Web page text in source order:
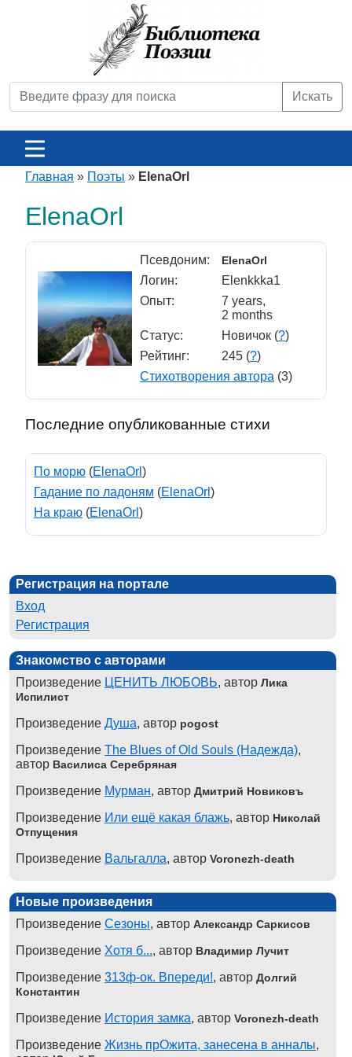
Искать
Главная » Поэты » ElenaOrl
ElenaOrl
Псевдоним: ElenaOrl
Логин:
Elenkkka1
Опыт:
7 years,
2 months
Статус:
Новичок (?)
Рейтинг:
245 (?)
Стихотворения автора (3)
Последние опубликованные стихи
По морю (ElenaOrl )
Гадание по ладоням (ElenaOrl )
На краю (ElenaOrl )
Регистрация на портале
Вход
Регистрация
Знакомство с авторами
Произведение ЦЕНИТЬ ЛЮБОВЬ, автор Лика
Испилист
Произведение Душа, автор pogost
Произведение The Blues of Old Souls (Надежда),
автор Василиса Серебряная
Произведение Мурман, автор Дмитрий Новиковъ
Произведение Или ещё какая блажь, автор Николай
Отпущения
Произведение Вальгалла, автор Voronezh-death
Новые произведения
Произведение Сезоны, автор Александр Саркисов
Произведение Хотя б..., автор Владимир Лучит
Произведение 313ф-ок. Впереди!, автор Долгий
Константин
Произведение История замка, автор Voronezh-death
Произведение Жизнь прОжита, занесена в анналы,